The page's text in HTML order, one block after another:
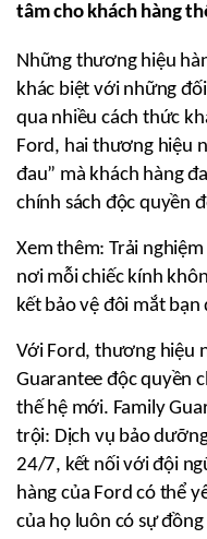
tâm cho khách hàng
Những thương hiệu
khác biệt với những
qua nhiều cách thức
Ford, hai thương hiệu
đau” mà khách hàng
chính sách độc quyền
Xem thêm: Trải
nơi mỗi chiếc kính
kết bảo vệ đôi mắt bạn
Với Ford, thương hiệu
Guarantee độc quyền
thế hệ mới. Family
trội: Dịch vụ bảo
24/7, kết nối với đội
hàng của Ford có thể
của họ luôn có sự